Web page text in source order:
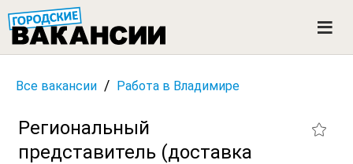
n
Все вакансии / Работа в Владимире
Региональный
представитель (доставка